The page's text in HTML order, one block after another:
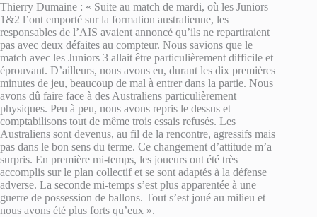
Thierry Dumaine : « Suite au match de mardi, où les Juniors
1&2 l’ont emporté sur la formation australienne, les
responsables de l’AIS avaient annoncé qu’ils ne repartiraient
pas avec deux défaites au compteur. Nous savions que le
match avec les Juniors 3 allait être particulièrement difficile et
éprouvant. D’ailleurs, nous avons eu, durant les dix premières
minutes de jeu, beaucoup de mal à entrer dans la partie. Nous
avons dû faire face à des Australiens particulièrement
physiques. Peu à peu, nous avons repris le dessus et
comptabilisons tout de même trois essais refusés. Les
Australiens sont devenus, au fil de la rencontre, agressifs mais
pas dans le bon sens du terme. Ce changement d’attitude m’a
surpris. En première mi-temps, les joueurs ont été très
accomplis sur le plan collectif et se sont adaptés à la défense
adverse. La seconde mi-temps s’est plus apparentée à une
guerre de possession de ballons. Tout s’est joué au milieu et
nous avons été plus forts qu’eux ».